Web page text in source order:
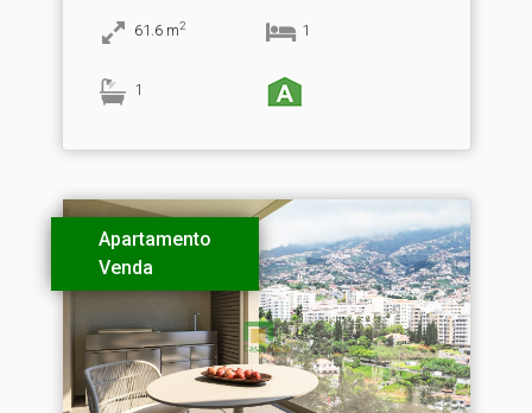
61.6 m2 1
1
Apartamento
Venda